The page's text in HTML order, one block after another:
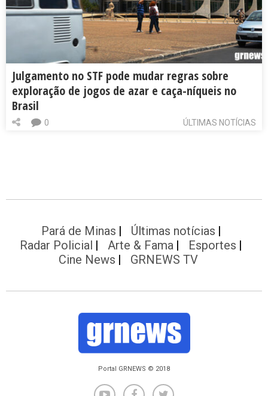
Julgamento no STF pode mudar regras sobre
exploração de jogos de azar e caça-níqueis no
Brasil
ÚLTIMAS NOTÍCIAS
0
Pará de Minas
Últimas notícias
Radar Policial
Arte & Fama
Esportes
Cine News
GRNEWS TV
Portal GRNEWS © 2018